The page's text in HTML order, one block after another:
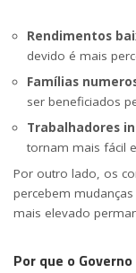
Rendimentos
devido é mais
Famílias
ser beneficiados
Trabalhadores
tornam mais fácil
Por outro lado, os
percebem
mais elevado
Por que o